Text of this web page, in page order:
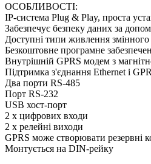
ОСОБЛИВОСТІ:
IP-система Plug & Play, проста
Забезпечує безпеку даних за
Доступні типи живлення змінного
Безкоштовне програмне
Внутрішній GPRS модем з
Підтримка з'єднання Ethernet і
Два порти RS-485
Порт RS-232
USB хост-порт
2 х цифрових входи
2 х релейні виходи
GPRS може створювати резервні
Монтується на DIN-рейку